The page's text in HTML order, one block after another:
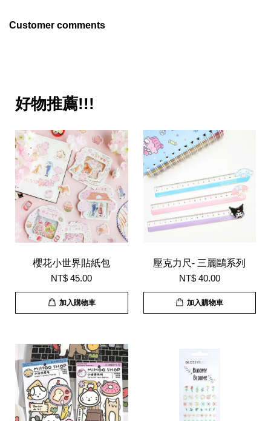
Customer comments
好物推薦!!!
櫻花小世界貼紙包
NT$ 45.00
加入購物車
壓克力尺- 三麗鷗系列
NT$ 40.00
加入購物車